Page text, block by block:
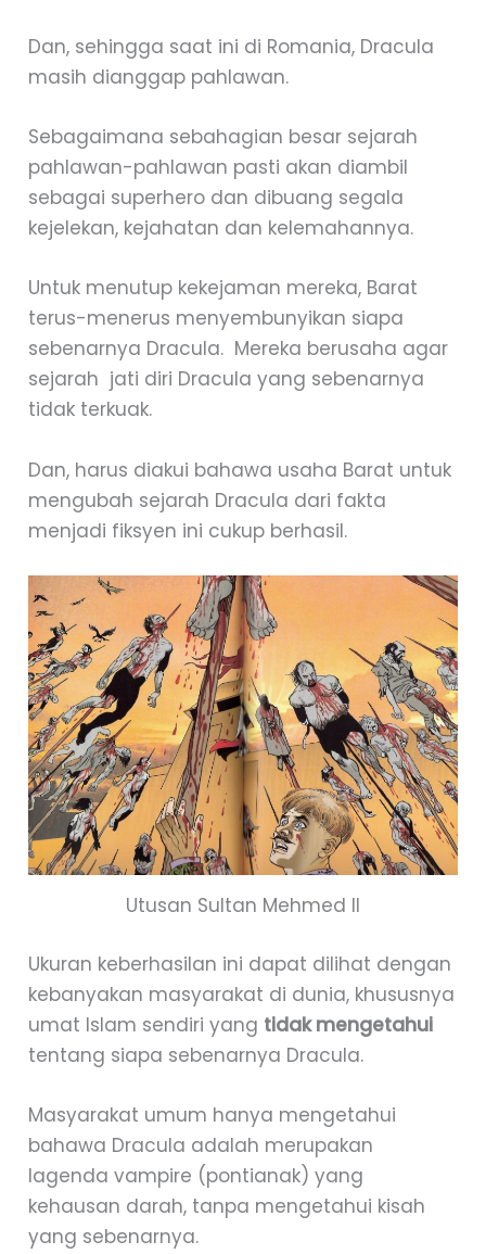
Dan, sehingga saat ini di Romania, Dracula
masih dianggap pahlawan.
Sebagaimana sebahagian besar sejarah
pahlawan-pahlawan pasti akan diambil
sebagai superhero dan dibuang segala
kejelekan, kejahatan dan kelemahannya.
Untuk menutup kekejaman mereka, Barat
terus-menerus menyembunyikan siapa
sebenarnya Dracula. Mereka berusaha agar
sejarah jati diri Dracula yang sebenarnya
tidak terkuak.
Dan, harus diakui bahawa usaha Barat untuk
mengubah sejarah Dracula dari fakta
menjadi fiksyen ini cukup berhasil.
Utusan Sultan Mehmed II
Ukuran keberhasilan ini dapat dilihat dengan
kebanyakan masyarakat di dunia, khususnya
umat Islam sendiri yang tidak mengetahui
tentang siapa sebenarnya Dracula.
Masyarakat umum hanya mengetahui
bahawa Dracula adalah merupakan
lagenda vampire (pontianak) yang
kehausan darah, tanpa mengetahui kisah
yang sebenarnya.